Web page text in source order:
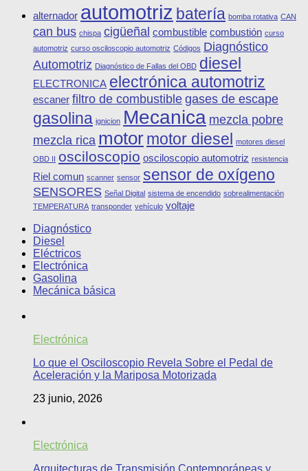
alternador automotriz batería bomba rotativa CAN
can bus chispa cigüeñal combustible combustión curso
automotriz curso osciloscopio automotriz Códigos Diagnóstico
Automotriz Diagnóstico de Fallas del OBD diesel
ELECTRONICA electrónica automotriz
escaner filtro de combustiblegases de escape
gasolina ignicion Mecanica mezcla pobre
mezcla rica motormotor diesel motores diesel
OBD II osciloscopio osciloscopio automotriz resistencia
Riel comun scanner sensor sensor de oxígeno
SENSORES Señal Digital sistema de encendido sobrealimentación
TEMPERATURA transponder vehículo voltaje
Diagnóstico
Diesel
Eléctricos
Electrónica
Gasolina
Mecánica básica
Electrónica
Lo que el Osciloscopio Revela Sobre el Pedal de
Aceleración y la Mariposa Motorizada
23 junio, 2026
Electrónica
Arquitecturas de Transmisión Contemporáneas y